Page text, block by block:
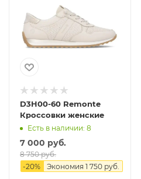
D3H00-60 Remonte
Кроссовки женские
Есть в наличии: 8
7 000 руб.
8 750 руб.
-20% Экономия 1 750 руб.